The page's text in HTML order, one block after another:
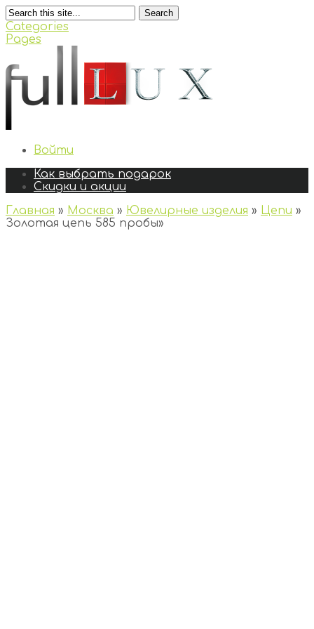
Search
Categories
Pages
Войти
Как выбрать подарок
Скидки и акции
Главная » Москва » Ювелирные изделия » Цепи »
Золотая цепь 585 пробы»